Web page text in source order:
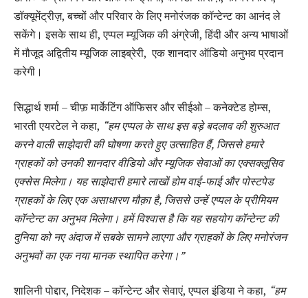
डॉक्यूमेंट्रीज़, बच्चों और परिवार के लिए मनोरंजक कॉन्टेन्ट का आनंद ले
सकेंगे। इसके साथ ही, एप्पल म्यूजिक की अंग्रेजी, हिंदी और अन्य भाषाओं
में मौजूद अद्वितीय म्यूजिक लाइब्रेरी, एक शानदार ऑडियो अनुभव प्रदान
करेगी।
सिद्धार्थ शर्मा – चीफ़ मार्केटिंग ऑफिसर और सीईओ – कनेक्टेड होम्स,
भारती एयरटेल ने कहा, “हम एप्पल के साथ इस बड़े बदलाव की शुरुआत
करने वाली साझेदारी की घोषणा करते हुए उत्साहित हैं, जिससे हमारे
ग्राहकों को उनकी शानदार वीडियो और म्यूजिक सेवाओं का एक्सक्लूसिव
एक्सेस मिलेगा। यह साझेदारी हमारे लाखों होम वाई-फाई और पोस्टपेड
ग्राहकों के लिए एक असाधारण मौक़ा है, जिससे उन्हें एप्पल के प्रीमियम
कॉन्टेन्ट का अनुभव मिलेगा। हमें विश्वास है कि यह सहयोग कॉन्टेन्ट की
दुनिया को नए अंदाज में सबके सामने लाएगा और ग्राहकों के लिए मनोरंजन
अनुभवों का एक नया मानक स्थापित करेगा।”
शालिनी पोद्दार, निदेशक – कॉन्टेन्ट और सेवाएं, एप्पल इंडिया ने कहा, “हम